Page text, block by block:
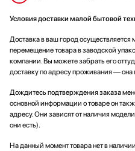
Условия доставки малой бытовой
Доставка в ваш город
перемещение товара в заводской
компании. Вы можете забрать его
доставку по адресу проживания —
Дождитесь подтверждения заказа
основной информации о товаре он
адресу. Они зависят от наличия
они есть).
На данный момент товара нет в